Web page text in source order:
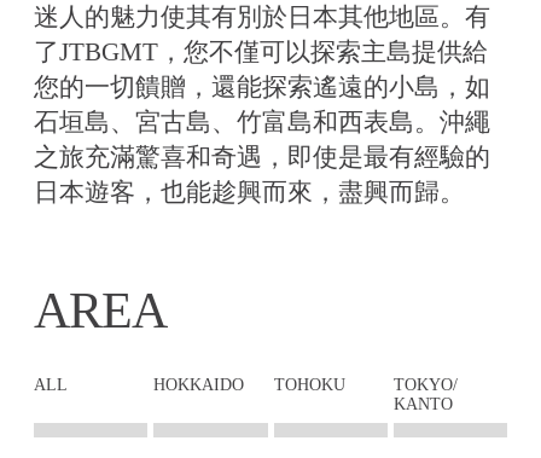
迷人的魅力使其有別於日本其他地區。有
了JTBGMT，您不僅可以探索主島提供給
您的一切饋贈，還能探索遙遠的小島，如
石垣島、宮古島、竹富島和西表島。沖繩
之旅充滿驚喜和奇遇，即使是最有經驗的
日本遊客，也能趁興而來，盡興而歸。
AREA
ALL HOKKAIDO TOHOKU
TOKYO/
KANTO